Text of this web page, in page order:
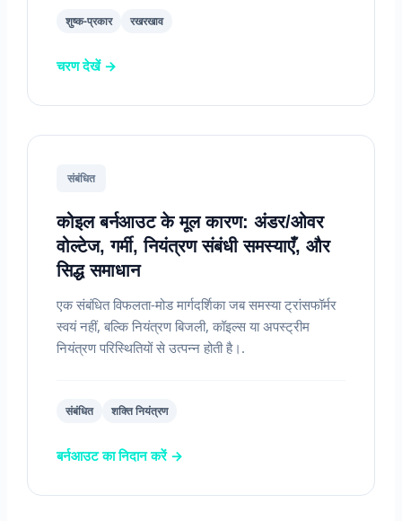
शुष्क-प्रकार रखरखाव
चरण देखें →
संबंधित
कोइल बर्नआउट के मूल कारण: अंडर/ओवर
वोल्टेज, गर्मी, नियंत्रण संबंधी समस्याएँ, और
सिद्ध समाधान
एक संबंधित विफलता-मोड मार्गदर्शिका जब समस्या ट्रांसफॉर्मर
स्वयं नहीं, बल्कि नियंत्रण बिजली, कॉइल्स या अपस्ट्रीम
नियंत्रण परिस्थितियों से उत्पन्न होती है।.
संबंधित शक्ति नियंत्रण
बर्नआउट का निदान करें →